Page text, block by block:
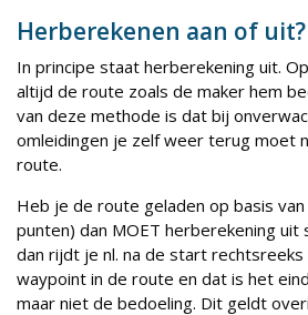
Herberekenen aan of uit?
In principe staat herberekening uit.
altijd de route zoals de maker hem
van deze methode is dat bij
omleidingen je zelf weer terug moet
route.
Heb je de route geladen op basis
punten) dan MOET herberekening uit
dan rijdt je nl. na de start
waypoint in de route en dat is het
maar niet de bedoeling. Dit geldt